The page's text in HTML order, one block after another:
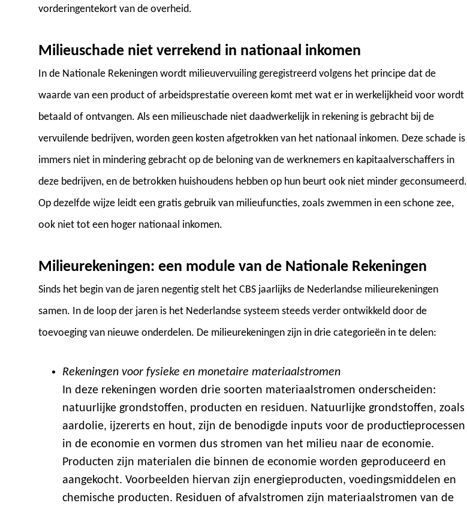
vorderingentekort van de overheid.
Milieuschade niet verrekend in nationaal inkomen
In de Nationale Rekeningen wordt milieuvervuiling geregistreerd volgens het principe dat de
waarde van een product of arbeidsprestatie overeen komt met wat er in werkelijkheid voor wordt
betaald of ontvangen. Als een milieuschade niet daadwerkelijk in rekening is gebracht bij de
vervuilende bedrijven, worden geen kosten afgetrokken van het nationaal inkomen. Deze schade is
immers niet in mindering gebracht op de beloning van de werknemers en kapitaalverschaffers in
deze bedrijven, en de betrokken huishoudens hebben op hun beurt ook niet minder geconsumeerd.
Op dezelfde wijze leidt een gratis gebruik van milieufuncties, zoals zwemmen in een schone zee,
ook niet tot een hoger nationaal inkomen.
Milieurekeningen: een module van de Nationale Rekeningen
Sinds het begin van de jaren negentig stelt het CBS jaarlijks de Nederlandse milieurekeningen
samen. In de loop der jaren is het Nederlandse systeem steeds verder ontwikkeld door de
toevoeging van nieuwe onderdelen. De milieurekeningen zijn in drie categorieën in te delen:
Rekeningen voor fysieke en monetaire materiaalstromen
In deze rekeningen worden drie soorten materiaalstromen onderscheiden:
natuurlijke grondstoffen, producten en residuen. Natuurlijke grondstoffen, zoals
aardolie, ijzererts en hout, zijn de benodigde inputs voor de productieprocessen
in de economie en vormen dus stromen van het milieu naar de economie.
Producten zijn materialen die binnen de economie worden geproduceerd en
aangekocht. Voorbeelden hiervan zijn energieproducten, voedingsmiddelen en
chemische producten. Residuen of afvalstromen zijn materiaalstromen van de